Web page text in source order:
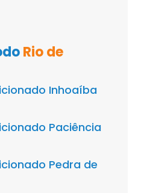
Rio de
Inhoaíba
Paciência
Pedra de